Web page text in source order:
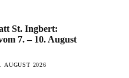
St. Ingbert:
7. – 10. August
AUGUST 2026